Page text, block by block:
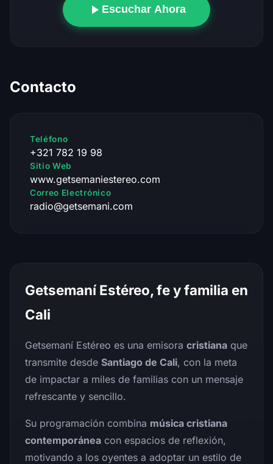
Escuchar Ahora
Contacto
Teléfono
+321 782 19 98
Sitio Web
www.getsemaniestereo.com
Correo Electrónico
radio@getsemani.com
Getsemaní Estéreo, fe y familia en
Cali
Getsemaní Estéreo es una emisora cristiana que
transmite desde Santiago de Cali, con la meta
de impactar a miles de familias con un mensaje
refrescante y sencillo.
Su programación combina música cristiana
contemporánea con espacios de reflexión,
motivando a los oyentes a adoptar un estilo de